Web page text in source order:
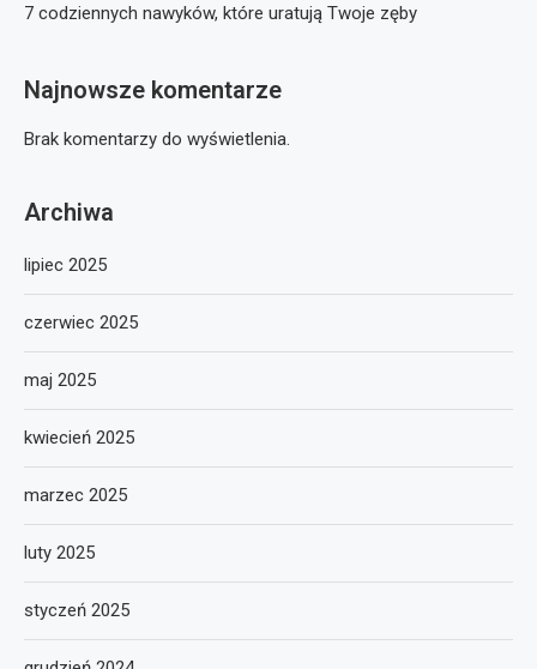
7 codziennych nawyków, które uratują Twoje zęby
Najnowsze komentarze
Brak komentarzy do wyświetlenia.
Archiwa
lipiec 2025
czerwiec 2025
maj 2025
kwiecień 2025
marzec 2025
luty 2025
styczeń 2025